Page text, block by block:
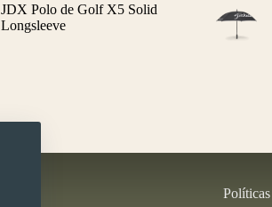
JDX Polo de Golf X5 Solid
Longsleeve
Políticas